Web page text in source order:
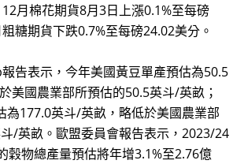
月棉花期貨8月3日上漲0.1%至每磅
糖期貨下跌0.7%至每磅24.02美分。
告表示，今年美國黃豆單產預估為50.5
美國農業部所預估的50.5英斗/英畝；
為177.0英斗/英畝，略低於美國農業部
/英畝。歐盟委員會報告表示，2023/24
穀物總產量預估將年增3.1%至2.76億